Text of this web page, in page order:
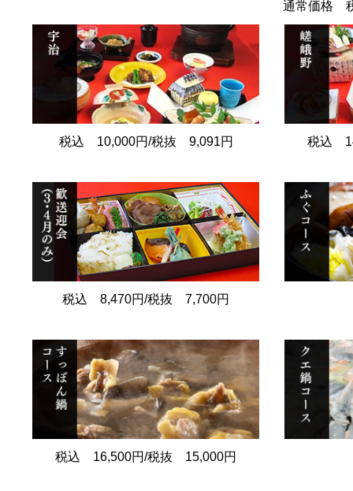
通常価格
税込 10,000円/税抜 9,091円 税込
税込 8,470円/税抜 7,700円
税込 16,500円/税抜 15,000円